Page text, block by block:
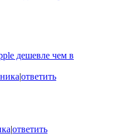
дешевле чем в
|ответить
|ответить